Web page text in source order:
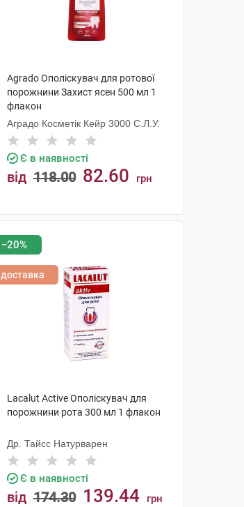
Agrado Ополіскувач для ротової
порожнини Захист ясен 500 мл 1
флакон
Аградо Косметік Кейр 3000 С.Л.У.
Є в наявності
від 118.00 82.60 грн
−20%
доставка
Lacalut Active Ополіскувач для
порожнини рота 300 мл 1 флакон
Др. Тайсс Натурварен
Є в наявності
від 174.30 139.44 грн